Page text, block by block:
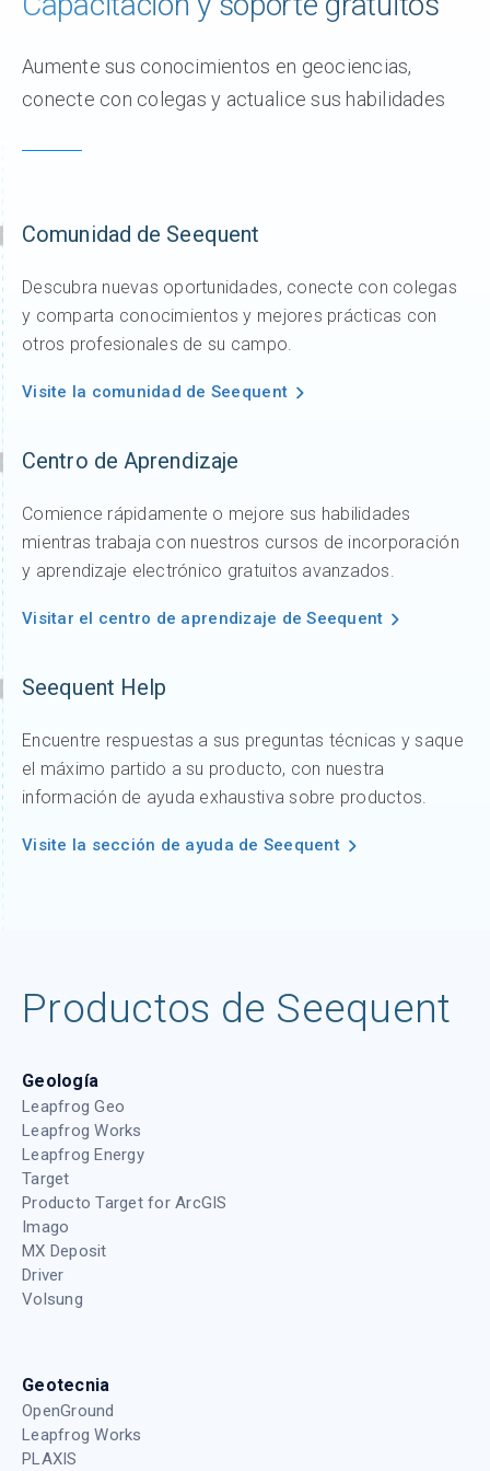
Aumente sus conocimientos en geociencias,
conecte con colegas y actualice sus habilidades
Comunidad de Seequent
Descubra nuevas oportunidades, conecte con colegas
y comparta conocimientos y mejores prácticas con
otros profesionales de su campo.
Visite la comunidad de Seequent
Centro de Aprendizaje
Comience rápidamente o mejore sus habilidades
mientras trabaja con nuestros cursos de incorporación
y aprendizaje electrónico gratuitos avanzados.
Visitar el centro de aprendizaje de Seequent
Seequent Help
Encuentre respuestas a sus preguntas técnicas y saque
el máximo partido a su producto, con nuestra
información de ayuda exhaustiva sobre productos.
Visite la sección de ayuda de Seequent
Productos de Seequent
Geología
Leapfrog Geo
Leapfrog Works
Leapfrog Energy
Target
Producto Target for ArcGIS
Imago
MX Deposit
Driver
Volsung
Geotecnia
OpenGround
Leapfrog Works
PLAXIS